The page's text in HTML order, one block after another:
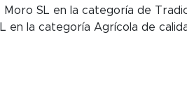
Moro SL en la categoría de
en la categoría Agrícola de